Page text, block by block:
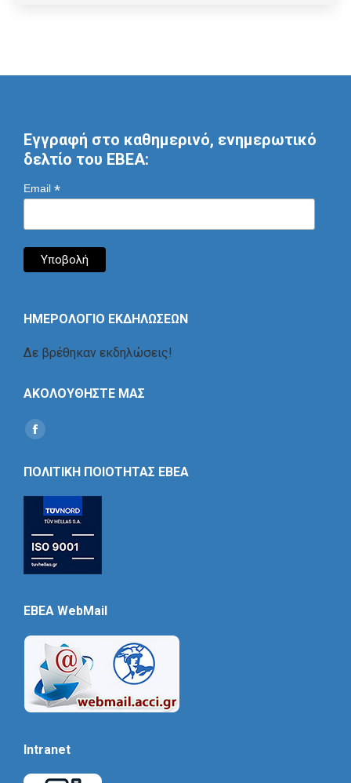
Εγγραφή στο καθημερινό, ενημερωτικό
δελτίο του ΕΒΕΑ:
Email *
ΗΜΕΡΟΛΟΓΙΟ ΕΚΔΗΛΩΣΕΩΝ
Δε βρέθηκαν εκδηλώσεις!
ΑΚΟΛΟΥΘΗΣΤΕ ΜΑΣ
Find us on:
Social
ΠΟΛΙΤΙΚΗ ΠΟΙΟΤΗΤΑΣ ΕΒΕΑ
EBEA WebMail
Intranet